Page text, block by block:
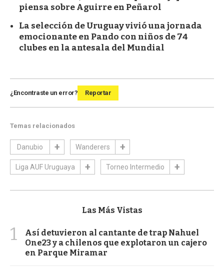
piensa sobre Aguirre en Peñarol
La selección de Uruguay vivió una jornada
emocionante en Pando con niños de 74
clubes en la antesala del Mundial
¿Encontraste un error? Reportar
Temas relacionados
Danubio Wanderers
Liga AUF Uruguaya Torneo Intermedio
Las Más Vistas
1
Así detuvieron al cantante de trap Nahuel
One23 y a chilenos que explotaron un cajero
en Parque Miramar